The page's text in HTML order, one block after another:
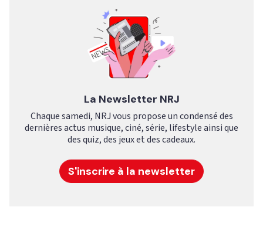
La Newsletter NRJ
Chaque samedi, NRJ vous propose un condensé des
dernières actus musique, ciné, série, lifestyle ainsi que
des quiz, des jeux et des cadeaux.
S'inscrire à la newsletter